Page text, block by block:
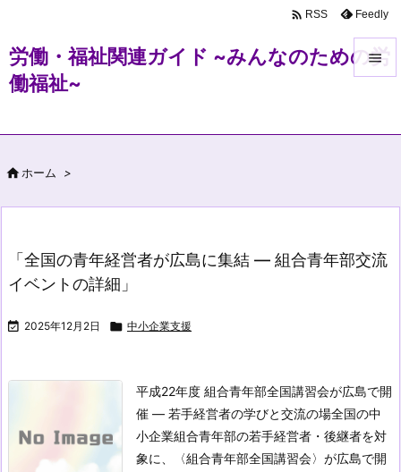
労働・福祉関連ガイド ~みんなのための労
働福祉~


前へ
次へ
 RSS Feedly
ホーム >
「全国の青年経営者が広島に集結 ― 組合青年部交流
イベントの詳細」
 2025年12月2日  中小企業支援
平成22年度 組合青年部全国講習会が広島で開
催 ― 若手経営者の学びと交流の場全国の中
小企業組合青年部の若手経営者・後継者を対
象に、〈組合青年部全国講習会〉が広島で開